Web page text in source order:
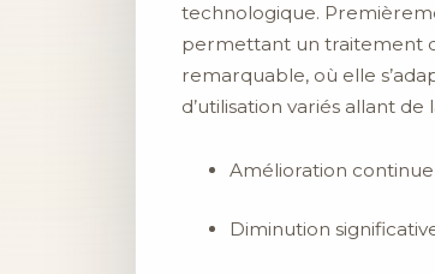
technologique.
permettant un traitement
remarquable, où elle
d’utilisation variés allant
Amélioration
Diminution